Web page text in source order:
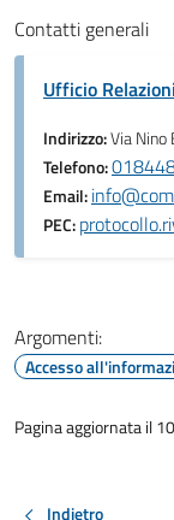
Contatti generali
Ufficio
Indirizzo:Via Nino
Telefono:
Email:
PEC:
Argomenti:
Accesso
Pagina aggiornata il
Indietro